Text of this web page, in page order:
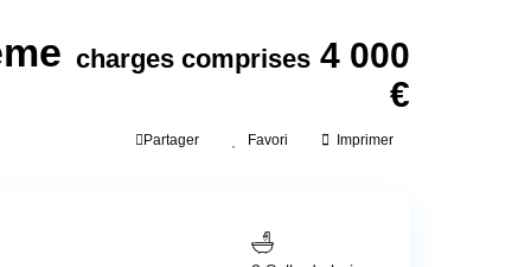
charges comprises 4 000
€
Partager Favori Imprimer